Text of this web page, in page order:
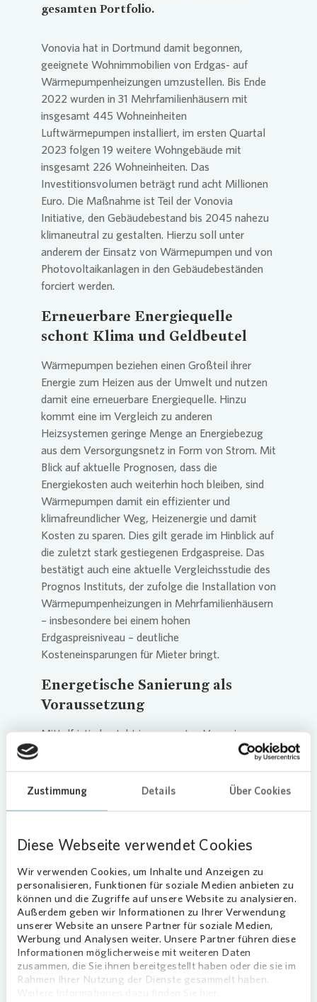
Zustimmung Details Über Cookies
Diese Webseite verwendet Cookies
Wir verwenden Cookies, um Inhalte und Anzeigen zu
personalisieren, Funktionen für soziale Medien anbieten zu
können und die Zugriffe auf unsere Website zu analysieren.
Außerdem geben wir Informationen zu Ihrer Verwendung
unserer Website an unsere Partner für soziale Medien,
Werbung und Analysen weiter. Unsere Partner führen diese
Informationen möglicherweise mit weiteren Daten
zusammen, die Sie ihnen bereitgestellt haben oder die sie im
Rahmen Ihrer Nutzung der Dienste gesammelt haben.
gesamten Portfolio.
Vonovia hat in Dortmund damit begonnen,
geeignete Wohnimmobilien von Erdgas- auf
Wärmepumpenheizungen umzustellen. Bis Ende
2022 wurden in 31 Mehrfamilienhäusern mit
insgesamt 445 Wohneinheiten
Luftwärmepumpen installiert, im ersten Quartal
2023 folgen 19 weitere Wohngebäude mit
insgesamt 226 Wohneinheiten. Das
Investitionsvolumen beträgt rund acht Millionen
Euro. Die Maßnahme ist Teil der Vonovia
Initiative, den Gebäudebestand bis 2045 nahezu
klimaneutral zu gestalten. Hierzu soll unter
anderem der Einsatz von Wärmepumpen und von
Photovoltaikanlagen in den Gebäudebeständen
forciert werden.
Erneuerbare Energiequelle
schont Klima und Geldbeutel
Wärmepumpen beziehen einen Großteil ihrer
Energie zum Heizen aus der Umwelt und nutzen
damit eine erneuerbare Energiequelle. Hinzu
kommt eine im Vergleich zu anderen
Heizsystemen geringe Menge an Energiebezug
aus dem Versorgungsnetz in Form von Strom. Mit
Blick auf aktuelle Prognosen, dass die
Energiekosten auch weiterhin hoch bleiben, sind
Wärmepumpen damit ein effizienter und
klimafreundlicher Weg, Heizenergie und damit
Kosten zu sparen. Dies gilt gerade im Hinblick auf
die zuletzt stark gestiegenen Erdgaspreise. Das
bestätigt auch eine aktuelle Vergleichsstudie des
Prognos Instituts, der zufolge die Installation von
Wärmepumpenheizungen in Mehrfamilienhäusern
– insbesondere bei einem hohen
Erdgaspreisniveau – deutliche
Kosteneinsparungen für Mieter bringt.
Energetische Sanierung als
Voraussetzung
Mittelfristig besteht im gesamtenVonovia
Portfolio das Potenzial für jährlich dreistellige
Energieträgerwechsel. Bis Ende 2027 könnte
damit der Erdgasbedarf um bis zu 30 Prozent
„Die Effizienz der Wärmepumpe ist stark
Bestände eignen sich gut, da wir sie in den
vergangenen zehn Jahren zu rund zwei Drittel
energetisch saniert haben. Diese vergleichsweise
hohe Quote ist eine ideale Ausgangsbasis“, so
VonoviaRegionalbereichsleiter Ralf
Peterhülseweh. Den ersten realisierten Projekten
soll in den nächsten Jahren eine Forcierung des